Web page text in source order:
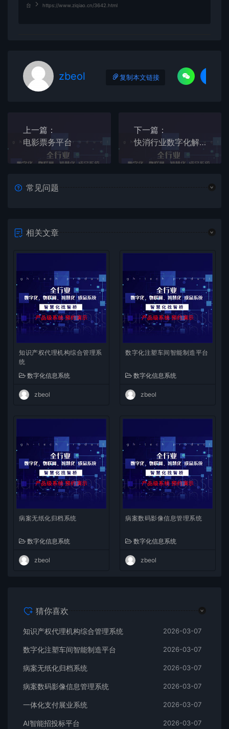
台 https://www.ziqiao.cn/3642.html
zbeol 复制本文链接
上一篇：
电影票务平台
下一篇：
快消行业数字化解决方案
常见问题
相关文章
知识产权代理机构综合管理系
统
数字化信息系统
zbeol
数字化注塑车间智能制造平台
数字化信息系统
zbeol
病案无纸化归档系统
数字化信息系统
zbeol
病案数码影像信息管理系统
数字化信息系统
zbeol
猜你喜欢
知识产权代理机构综合管理系统 2026-03-07
数字化注塑车间智能制造平台 2026-03-07
病案无纸化归档系统 2026-03-07
病案数码影像信息管理系统 2026-03-07
一体化支付展业系统 2026-03-07
AI智能招投标平台 2026-03-07